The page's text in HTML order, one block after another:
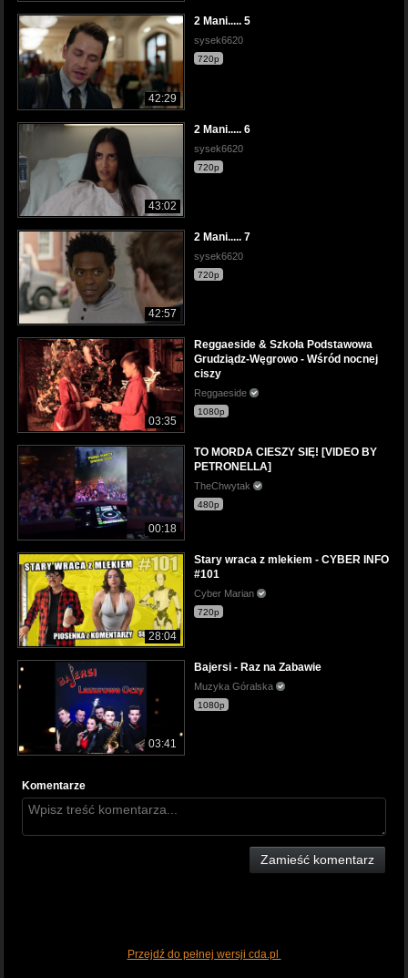
42:29
2 Mani..... 5
sysek6620
720p
43:02
2 Mani..... 6
sysek6620
720p
42:57
2 Mani..... 7
sysek6620
720p
03:35
Reggaeside & Szkoła Podstawowa
Grudziądz-Węgrowo - Wśród nocnej
ciszy
Reggaeside
1080p
00:18
TO MORDA CIESZY SIĘ! [VIDEO BY
PETRONELLA]
TheChwytak
480p
28:04
Stary wraca z mlekiem - CYBER INFO
#101
Cyber Marian
720p
03:41
Bajersi - Raz na Zabawie
Muzyka Góralska
1080p
Komentarze
Zamieść komentarz
Przejdź do pełnej wersji cda.pl